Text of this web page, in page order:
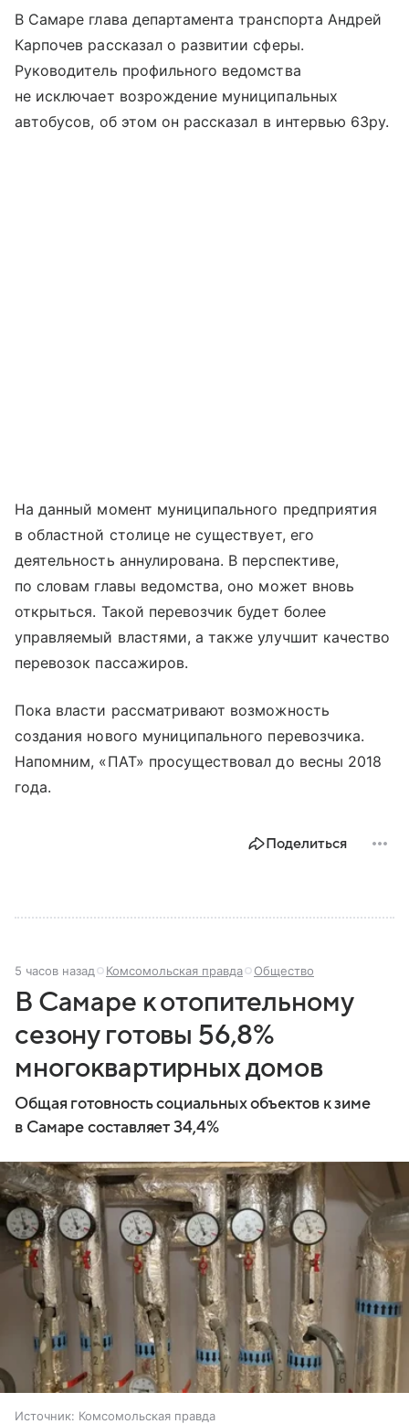
В Самаре глава департамента транспорта Андрей
Карпочев рассказал о развитии сферы.
Руководитель профильного ведомства
не исключает возрождение муниципальных
автобусов, об этом он рассказал в интервью 63ру.
На данный момент муниципального предприятия
в областной столице не существует, его
деятельность аннулирована. В перспективе,
по словам главы ведомства, оно может вновь
открыться. Такой перевозчик будет более
управляемый властями, а также улучшит качество
перевозок пассажиров.
Пока власти рассматривают возможность
создания нового муниципального перевозчика.
Напомним, «ПАТ» просуществовал до весны 2018
года.
Поделиться
5 часов назад Комсомольская правда Общество
В Самаре к отопительному
сезону готовы 56,8%
многоквартирных домов
Общая готовность социальных объектов к зиме
в Самаре составляет 34,4%
Источник: Комсомольская правда